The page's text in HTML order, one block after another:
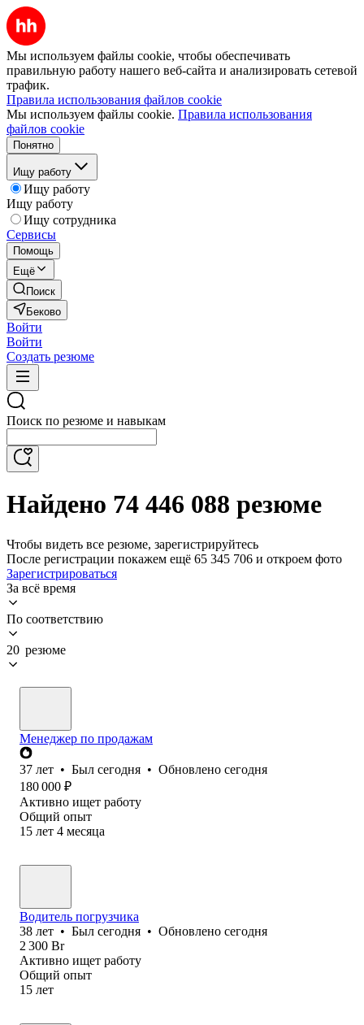
Мы используем файлы cookie, чтобы обеспечивать
правильную работу нашего веб-сайта и анализировать сетевой
трафик.
Правила использования файлов cookie
Мы используем файлы cookie. Правила использования
файлов cookie
Понятно
Ищу работу
Ищу работу
Ищу работу
Ищу сотрудника
Сервисы
Помощь
Ещё
Поиск
Беково
Войти
Войти
Создать резюме
Поиск по резюме и навыкам
Найдено 74 446 088 резюме
Чтобы видеть все резюме, зарегистрируйтесь
После регистрации покажем ещё 65 345 706 и откроем фото
Зарегистрироваться
За всё время
По соответствию
20 резюме
Менеджер по продажам
37 лет • Был сегодня • Обновлено сегодня
180 000 ₽
Активно ищет работу
Общий опыт
15 лет 4 месяца
Водитель погрузчика
38 лет • Был сегодня • Обновлено сегодня
2 300 Br
Активно ищет работу
Общий опыт
15 лет